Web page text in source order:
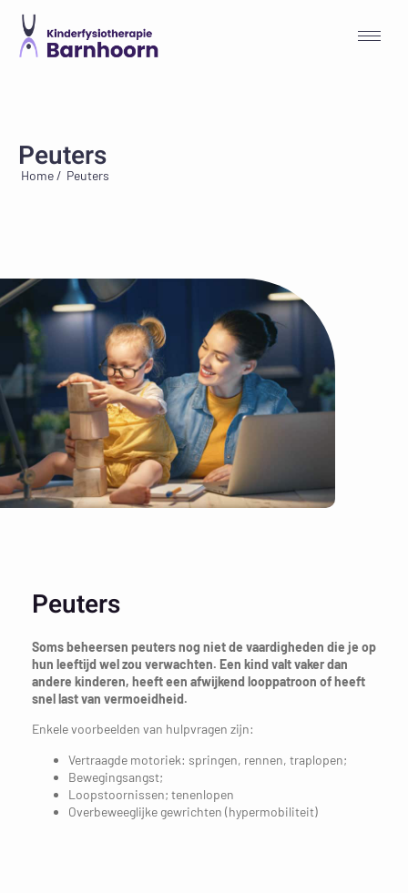
Peuters
Home / Peuters
Peuters
Soms beheersen peuters nog niet de vaardigheden die je op
hun leeftijd wel zou verwachten. Een kind valt vaker dan
andere kinderen, heeft een afwijkend looppatroon of heeft
snel last van vermoeidheid.
Enkele voorbeelden van hulpvragen zijn:
Vertraagde motoriek: springen, rennen, traplopen;
Bewegingsangst;
Loopstoornissen; tenenlopen
Overbeweeglijke gewrichten (hypermobiliteit)